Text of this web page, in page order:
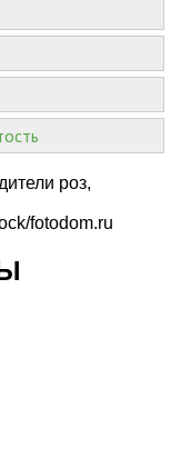
роз,
fotodom.ru